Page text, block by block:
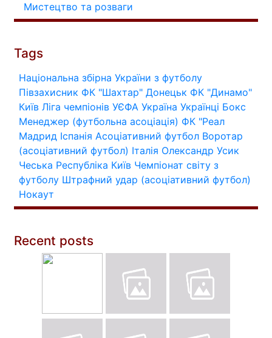
Мистецтво та розваги
Tags
Національна збірна України з футболу
Півзахисник ФК "Шахтар" Донецьк ФК "Динамо"
Київ Ліга чемпіонів УЄФА Україна Українці Бокс
Менеджер (футбольна асоціація) ФК "Реал
Мадрид Іспанія Асоціативний футбол Воротар
(асоціативний футбол) Італія Олександр Усик
Чеська Республіка Київ Чемпіонат світу з
футболу Штрафний удар (асоціативний футбол)
Нокаут
Recent posts